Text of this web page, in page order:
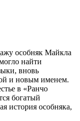
особняк Майкла
найти
вновь
и новым именем.
в «Ранчо
богатый
история особняка,